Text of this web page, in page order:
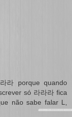
라 porque quando
só 라라라 fica
não sabe falar L,